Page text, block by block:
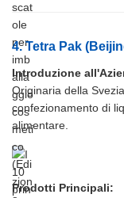
4. Tetra Pak
Introduzione
Originaria della
confezionamento di
alimentare.
Prodotti Principali: